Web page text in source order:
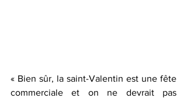
« Bien sûr, la saint-Valentin est une fête
commerciale et on ne devrait pas